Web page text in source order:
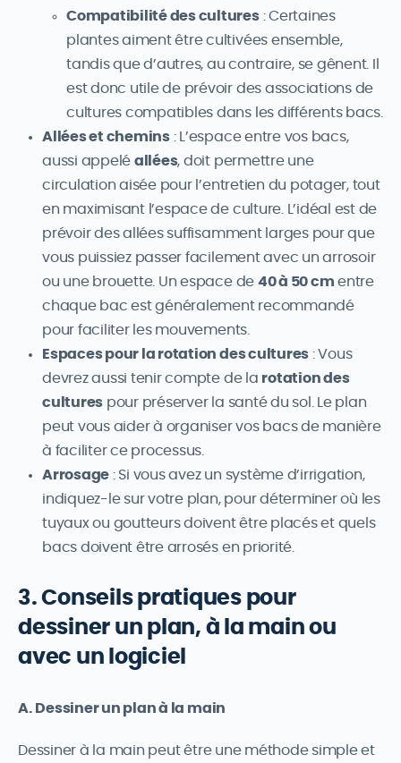
Compatibilité des cultures: Certaines
plantes aiment être cultivées ensemble,
tandis que d’autres, au contraire, se gênent. Il
est donc utile de prévoir des associations de
cultures compatibles dans les différents bacs.
Allées et chemins: L’espace entre vos bacs,
aussi appelé allées, doit permettre une
circulation aisée pour l’entretien du potager, tout
en maximisant l’espace de culture. L’idéal est de
prévoir des allées suffisamment larges pour que
vous puissiez passer facilement avec un arrosoir
ou une brouette. Un espace de 40 à 50 cm entre
chaque bac est généralement recommandé
pour faciliter les mouvements.
Espaces pour la rotation des cultures : Vous
devrez aussi tenir compte de la rotation des
cultures pour préserver la santé du sol. Le plan
peut vous aider à organiser vos bacs de manière
à faciliter ce processus.
Arrosage : Si vous avez un système d’irrigation,
indiquez-le sur votre plan, pour déterminer où les
tuyaux ou goutteurs doivent être placés et quels
bacs doivent être arrosés en priorité.
3. Conseils pratiques pour
dessiner un plan, à la main ou
avec un logiciel
A. Dessiner un plan à la main
Dessiner à la main peut être une méthode simple et